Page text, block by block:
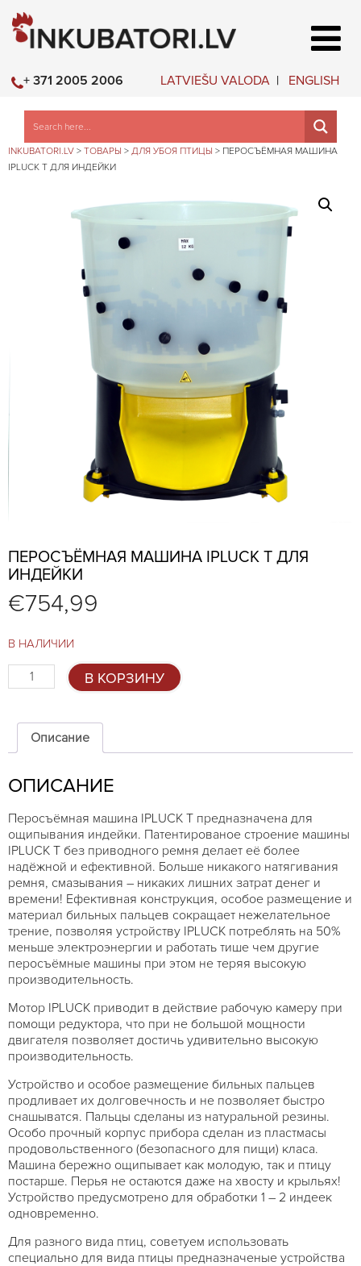
LATVIEŠU VALODA ENGLISH
+ 371 2005 2006
INKUBATORI.LV > ТОВАРЫ > ДЛЯ УБОЯ ПТИЦЫ > ПЕРОСЪЁМНАЯ МАШИНА
IPLUCK T ДЛЯ ИНДЕЙКИ
ПЕРОСЪЁМНАЯ МАШИНА IPLUCK T ДЛЯ
ИНДЕЙКИ
€754,99
В НАЛИЧИИ
Количество
товара
машина
IPLUCK
T
индейки
В КОРЗИНУ
Описание
ОПИСАНИЕ
Перосъёмная машина IPLUCK T предназначена для
ощипывания индейки. Патентированое строение машины
IPLUCK T без приводного ремня делает её более
надёжной и ефективной. Больше никакого натягивания
ремня, смазывания – никаких лишних затрат денег и
времени! Ефективная конструкция, особое размещение и
материал бильных пальцев сокращает нежелательное
трение, позволяя устройству IPLUCK потреблять на 50%
меньше электроэнергии и работать тише чем другие
перосъёмные машины при этом не теряя высокую
производительность.
Мотор IPLUCK приводит в действие рабочую камеру при
помощи редуктора, что при не большой мощности
двигателя позволяет достичь удивительно высокую
производительность.
Устройство и особое размещение бильных пальцев
продливает их долговечность и не позволяет быстро
снашыватся. Пальцы сделаны из натуральной резины.
Особо прочный корпус прибора сделан из пластмасы
продовольственного (безопасного для пищи) класа.
Машина бережно ощипывает как молодую, так и птицу
постарше. Перья не остаются даже на хвосту и крыльях!
Устройство предусмотрено для обработки 1 – 2 индеек
одновременно.
Для разного вида птиц, советуем использовать
специально для вида птицы предназначеные устройства